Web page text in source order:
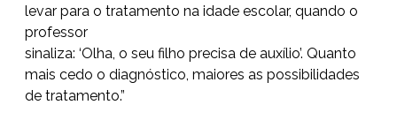
levar para o tratamento na idade escolar, quando o
professor
sinaliza: ‘Olha, o seu filho precisa de auxílio’. Quanto
mais cedo o diagnóstico, maiores as possibilidades
de tratamento.”